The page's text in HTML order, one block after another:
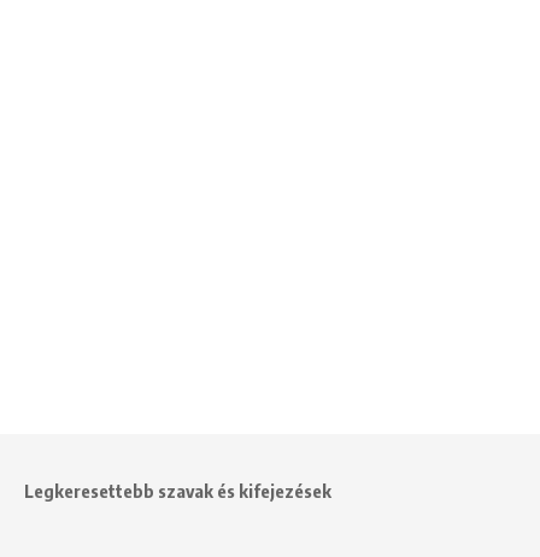
Legkeresettebb szavak és kifejezések